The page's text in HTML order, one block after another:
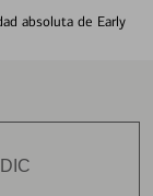
absoluta de Early